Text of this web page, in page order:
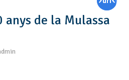
de la Mulassa